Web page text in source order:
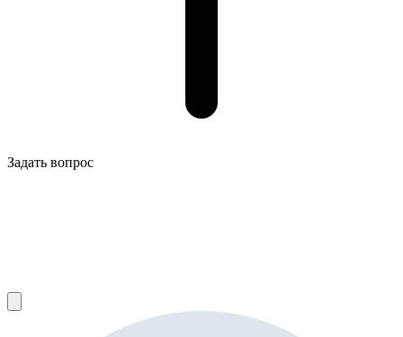
Задать вопрос